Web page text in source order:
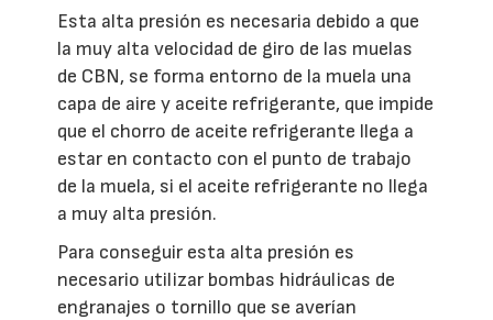
Esta alta presión es necesaria debido a que
la muy alta velocidad de giro de las muelas
de CBN, se forma entorno de la muela una
capa de aire y aceite refrigerante, que impide
que el chorro de aceite refrigerante llega a
estar en contacto con el punto de trabajo
de la muela, si el aceite refrigerante no llega
a muy alta presión.
Para conseguir esta alta presión es
necesario utilizar bombas hidráulicas de
engranajes o tornillo que se averían